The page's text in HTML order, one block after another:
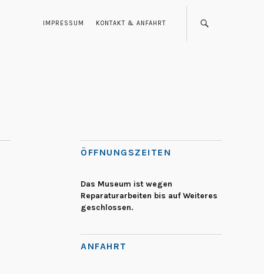
IMPRESSUM KONTAKT & ANFAHRT
ÖFFNUNGSZEITEN
Das Museum ist wegen
Reparaturarbeiten bis auf Weiteres
geschlossen.
ANFAHRT